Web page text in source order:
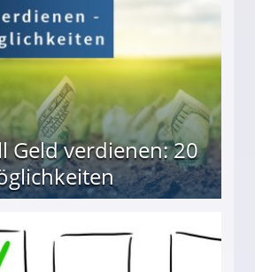
Geld verdienen: 20